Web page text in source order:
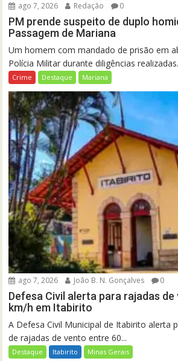
ago 7, 2026 Redação 0
PM prende suspeito de duplo
Passagem de Mariana
Um homem com mandado de prisão em
Polícia Militar durante diligências
Crime Destaque Mariana
ago 7, 2026 João B. N. Gonçalves 0
Defesa Civil alerta para rajadas
km/h em Itabirito
A Defesa Civil Municipal de Itabirito alerta
de rajadas de vento entre 60...
Destaque Itabirito Minas Gerais